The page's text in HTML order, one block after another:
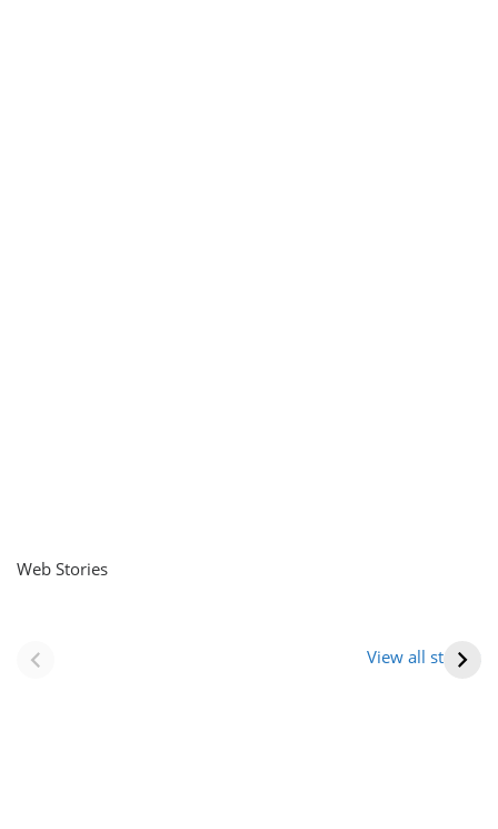
Web Stories
View all stories
(राजस्थान) |
आभूषण (women’s